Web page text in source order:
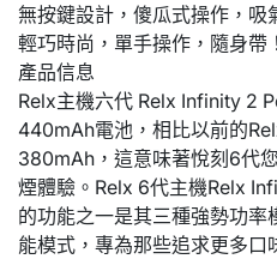
無按鍵設計，傻瓜式操作，吸
輕巧時尚，單手操作，隨身帶！
產品信息
Relx主機六代 Relx Infinity 2
440mAh電池，相比以前的
380mAh，這意味著悅刻6代
煙體驗。Relx 6代主機Relx
的功能之一是其三種強勢功
能模式，專為那些追求更多